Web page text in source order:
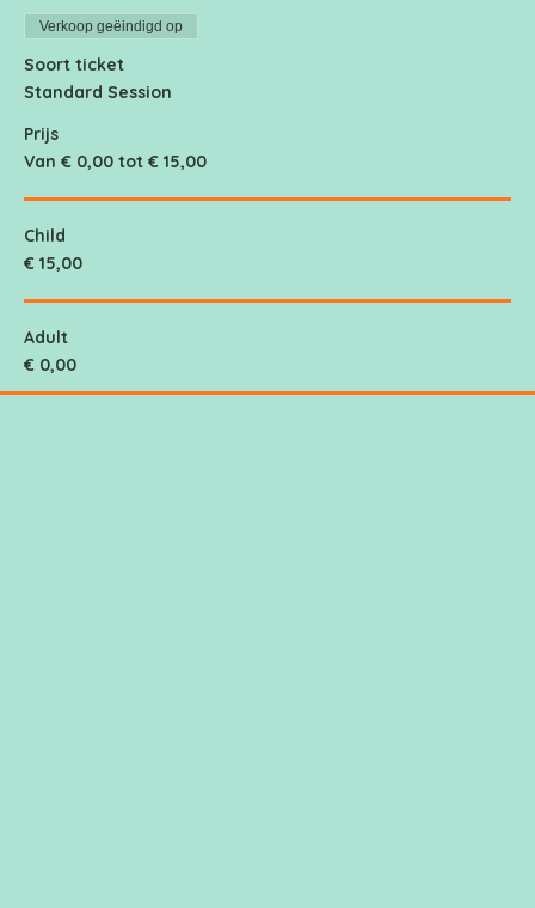
Verkoop geëindigd op
Soort ticket
Standard Session
Prijs
Van € 0,00 tot € 15,00
Child
€ 15,00
Adult
€ 0,00